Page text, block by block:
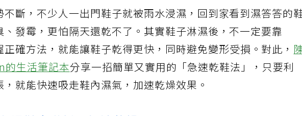
斷，不少人一出門鞋子就被雨水浸濕，回到家看到濕答答的
、發霉，更怕隔天還乾不了。其實鞋子淋濕後，不一定要靠
正確方法，就能讓鞋子乾得更快，同時避免變形受損。對此，
的生活筆記本分享一招簡單又實用的「急速乾鞋法」，只要利
就能快速吸走鞋內濕氣，加速乾燥效果。